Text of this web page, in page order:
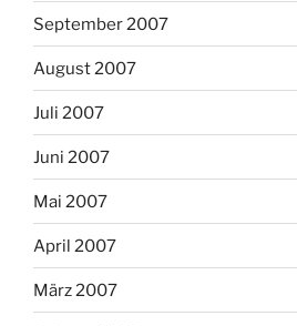
September 2007
August 2007
Juli 2007
Juni 2007
Mai 2007
April 2007
März 2007